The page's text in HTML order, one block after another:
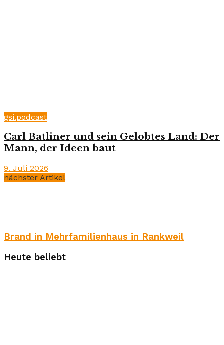
gsi.podcast
Carl Batliner und sein Gelobtes Land: Der
Mann, der Ideen baut
9. Juli 2026
nächster Artikel
Brand in Mehrfamilienhaus in Rankweil
Heute beliebt